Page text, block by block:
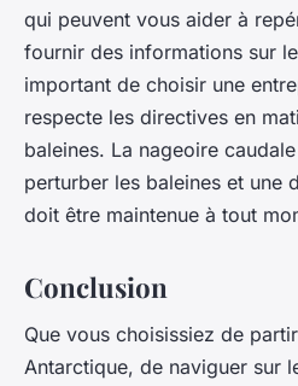
qui peuvent vous aider à
fournir des informations sur
important de choisir une
respecte les directives en
baleines. La nageoire
perturber les baleines et une
doit être maintenue à tout
Conclusion
Que vous choisissiez de
Antarctique, de naviguer sur